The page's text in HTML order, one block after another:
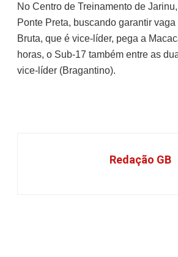
No Centro de Treinamento de
Ponte Preta, buscando garantir
Bruta, que é vice-líder, pega a
horas, o Sub-17 também entre as
vice-líder (Bragantino).
Redação GB